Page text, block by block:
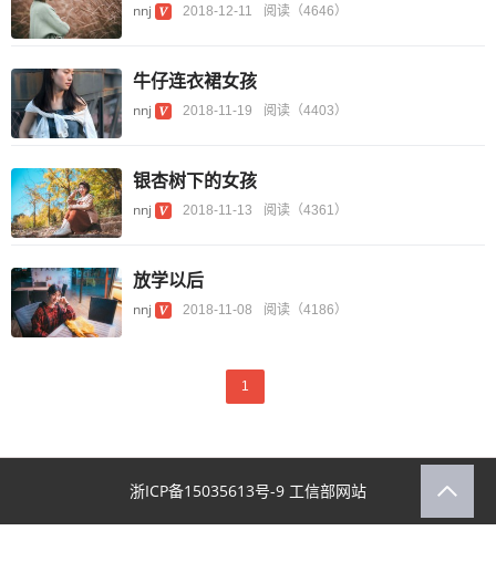
nnj 2018-12-11 阅读（4646）
牛仔连衣裙女孩
nnj 2018-11-19 阅读（4403）
银杏树下的女孩
nnj 2018-11-13 阅读（4361）
放学以后
nnj 2018-11-08 阅读（4186）
1
浙ICP备15035613号-9 工信部网站